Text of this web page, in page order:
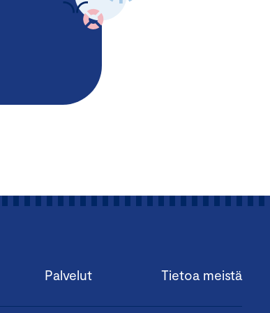
Palvelut Tietoa meistä